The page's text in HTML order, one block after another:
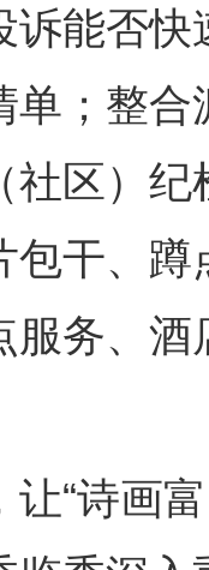
诉能否快
单；整
社区）
包干、
服务、
诗画富